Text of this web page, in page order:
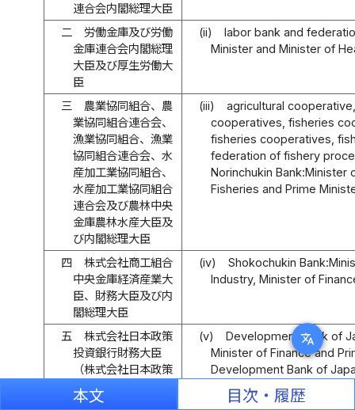
translate
連合会内閣総理大臣
二
労働金庫及び労働
金庫連合会内閣総理
大臣及び厚生労働大
臣
(ii)
labor bank and
Minister and Minister of
三
農業協同組合、農
業協同組合連合会、
漁業協同組合、漁業
協同組合連合会、水
産加工業協同組合、
水産加工業協同組合
連合会及び農林中央
金庫農林水産大臣及
び内閣総理大臣
(iii)
agricultural
cooperatives, fisheries
fisheries cooperatives,
federation of fishery
Norinchukin Bank:Minister
Fisheries and Prime
四
株式会社商工組合
中央金庫経済産業大
臣、財務大臣及び内
閣総理大臣
(iv)
Shokochukin
Industry, Minister of
五
株式会社日本政策
投資銀行財務大臣
（株式会社日本政策
投資銀行が
日本政策投資銀行法
(v)
Development Bank of
Minister of Finance and
Development Bank of
set forth in Article 9,
Bank of Japan Act
本文 目次・履歴